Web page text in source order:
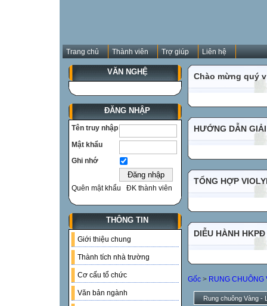
Trang chủ Thành viên Trợ giúp Liên hệ
VĂN NGHỆ
ĐĂNG NHẬP
Tên truy nhập
Mật khẩu
Ghi nhớ
Quên mật khẩu ĐK thành viên
THÔNG TIN
Giới thiệu chung
Thành tích nhà trường
Cơ cấu tổ chức
Văn bản ngành
Chào mừng quý
HƯỚNG DẪN
TỔNG HỢP
DIỄU HÀNH HKPĐ
Gốc > RUNG CHUÔNG
Rung chuông Vàng -